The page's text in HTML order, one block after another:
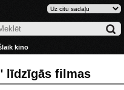
kino
līdzīgās filmas